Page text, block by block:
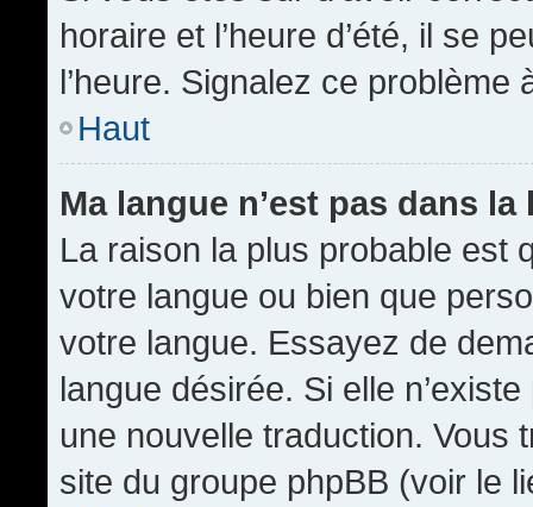
horaire et l’heure d’été, il se
l’heure. Signalez ce problème
Haut
Ma langue n’est pas dans la
La raison la plus probable est
votre langue ou bien que
votre langue. Essayez de
langue désirée. Si elle
une nouvelle traduction. Vous
site du groupe phpBB (voir le